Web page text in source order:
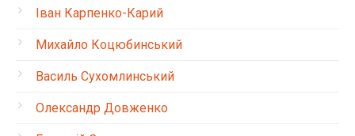
Іван Карпенко-Карий
Михайло Коцюбинський
Василь Сухомлинський
Олександр Довженко